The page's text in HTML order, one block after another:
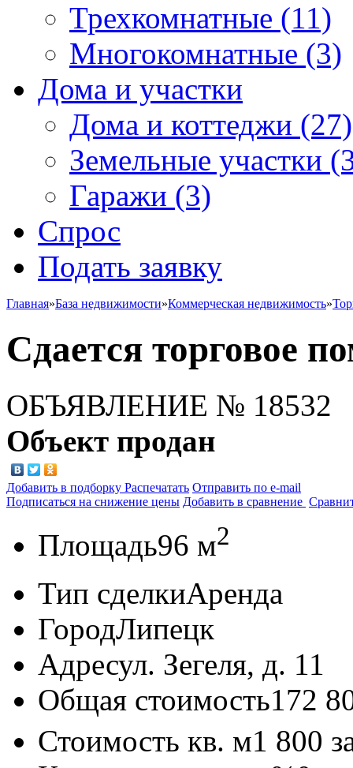
Трехкомнатные (11)
Многокомнатные (3)
Дома и участки
Дома и коттеджи (27)
Земельные участки
Гаражи (3)
Спрос
Подать заявку
Главная»База недвижимости»Коммерческая недвижимость»
Сдается торговое
ОБЪЯВЛЕНИЕ № 18532
Объект продан
Добавить в подборку Распечатать Отправить по e-mail
Подписаться на снижение цены Добавить в сравнение
Площадь96 м2
Тип сделкиАренда
ГородЛипецк
Адресул. Зегеля, д. 11
Общая стоимость172
Стоимость кв. м1 800